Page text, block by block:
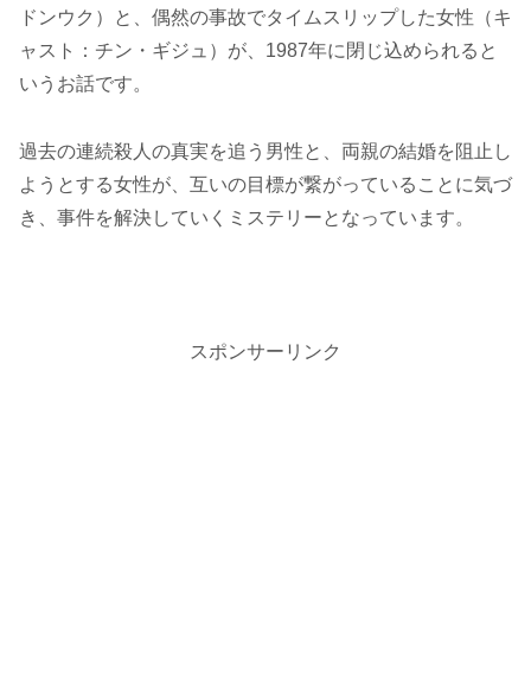
ドンウク）と、偶然の事故でタイムスリップした女性（キ
ャスト：チン・ギジュ）が、1987年に閉じ込められると
いうお話です。
過去の連続殺人の真実を追う男性と、両親の結婚を阻止し
ようとする女性が、互いの目標が繋がっていることに気づ
き、事件を解決していくミステリーとなっています。
スポンサーリンク